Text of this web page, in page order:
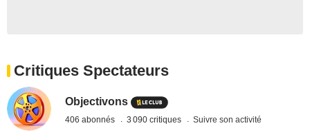
Critiques Spectateurs
Objectivons
406 abonnés 3 090 critiques Suivre son activité